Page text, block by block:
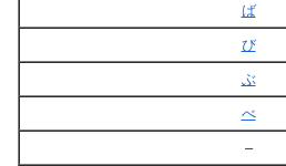
ば
び
ぶ
べ
–